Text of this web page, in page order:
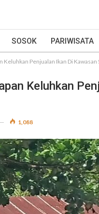
SOSOK PARIWISATA
Keluhkan Penjualan Ikan Di
Keluhkan
1,088